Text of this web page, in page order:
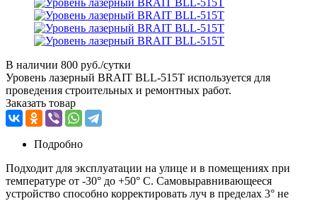
В наличии 800 руб./сутки
Уровень лазерный BRAIT BLL-515T используется для
проведения строительных и ремонтных работ.
Заказать товар
Подробно
Подходит для эксплуатации на улице и в помещениях при
температуре от -30° до +50° С. Самовыравнивающееся
устройство способно корректировать луч в пределах 3° не